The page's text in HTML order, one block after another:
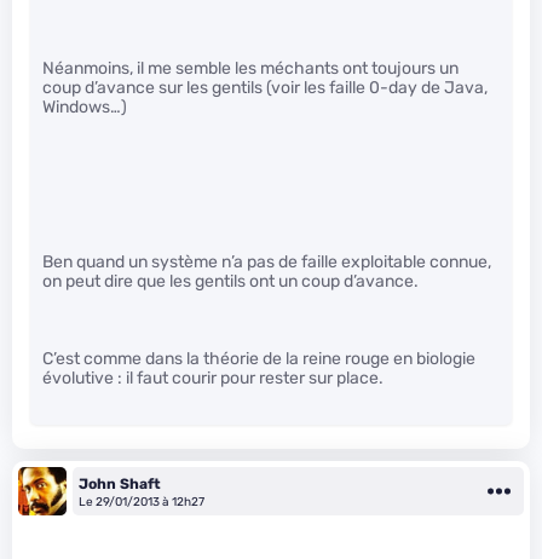
Néanmoins, il me semble les méchants ont toujours un
coup d’avance sur les gentils (voir les faille 0-day de Java,
Windows…)
Ben quand un système n’a pas de faille exploitable connue,
on peut dire que les gentils ont un coup d’avance.
C’est comme dans la théorie de la reine rouge en biologie
évolutive : il faut courir pour rester sur place.
John Shaft
Le 29/01/2013 à 12h27